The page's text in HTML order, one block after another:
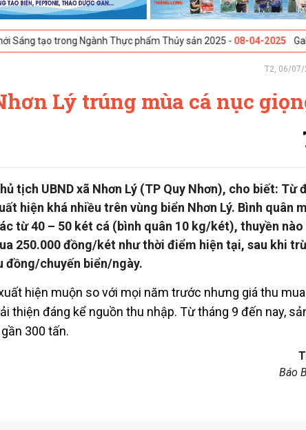
trong Ngành Thực phẩm Thủy sản 2025 -08-04-2025 Galway,
T2, 06/07/
Lý trúng mùa cá nục
tịch UBND xã Nhơn Lý (TP Quy Nhơn), cho biết: Từ
hiện khá nhiều trên vùng biển Nhơn Lý. Bình quân
từ 40 – 50 két cá (bình quân 10 kg/két), thuyền
250.000 đồng/két như thời điểm hiện tại, sau khi
đồng/chuyến biển/ngày.
hiện muộn so với mọi năm trước nhưng giá thu
thiện đáng kể nguồn thu nhập. Từ tháng 9 đến nay,
300 tấn.
Báo